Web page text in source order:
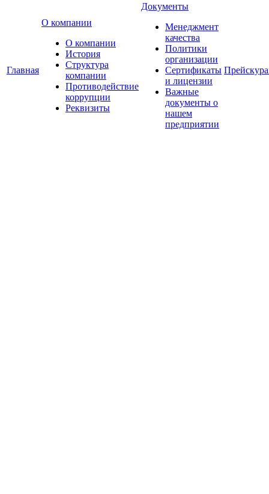
Главная
О компании
О компании
История
Структура
компании
Противодействие
коррупции
Реквизиты
Документы
Менеджмент
качества
Политики
организации
Сертификаты
и лицензии
Важные
документы о
нашем
предприятии